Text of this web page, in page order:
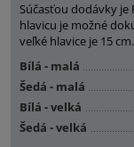
Súčasťou dodávky je
hlavicu je možné
veľké hlavice je 15 cm.
Bílá - malá
Šedá - malá
Bílá - velká
Šedá - velká